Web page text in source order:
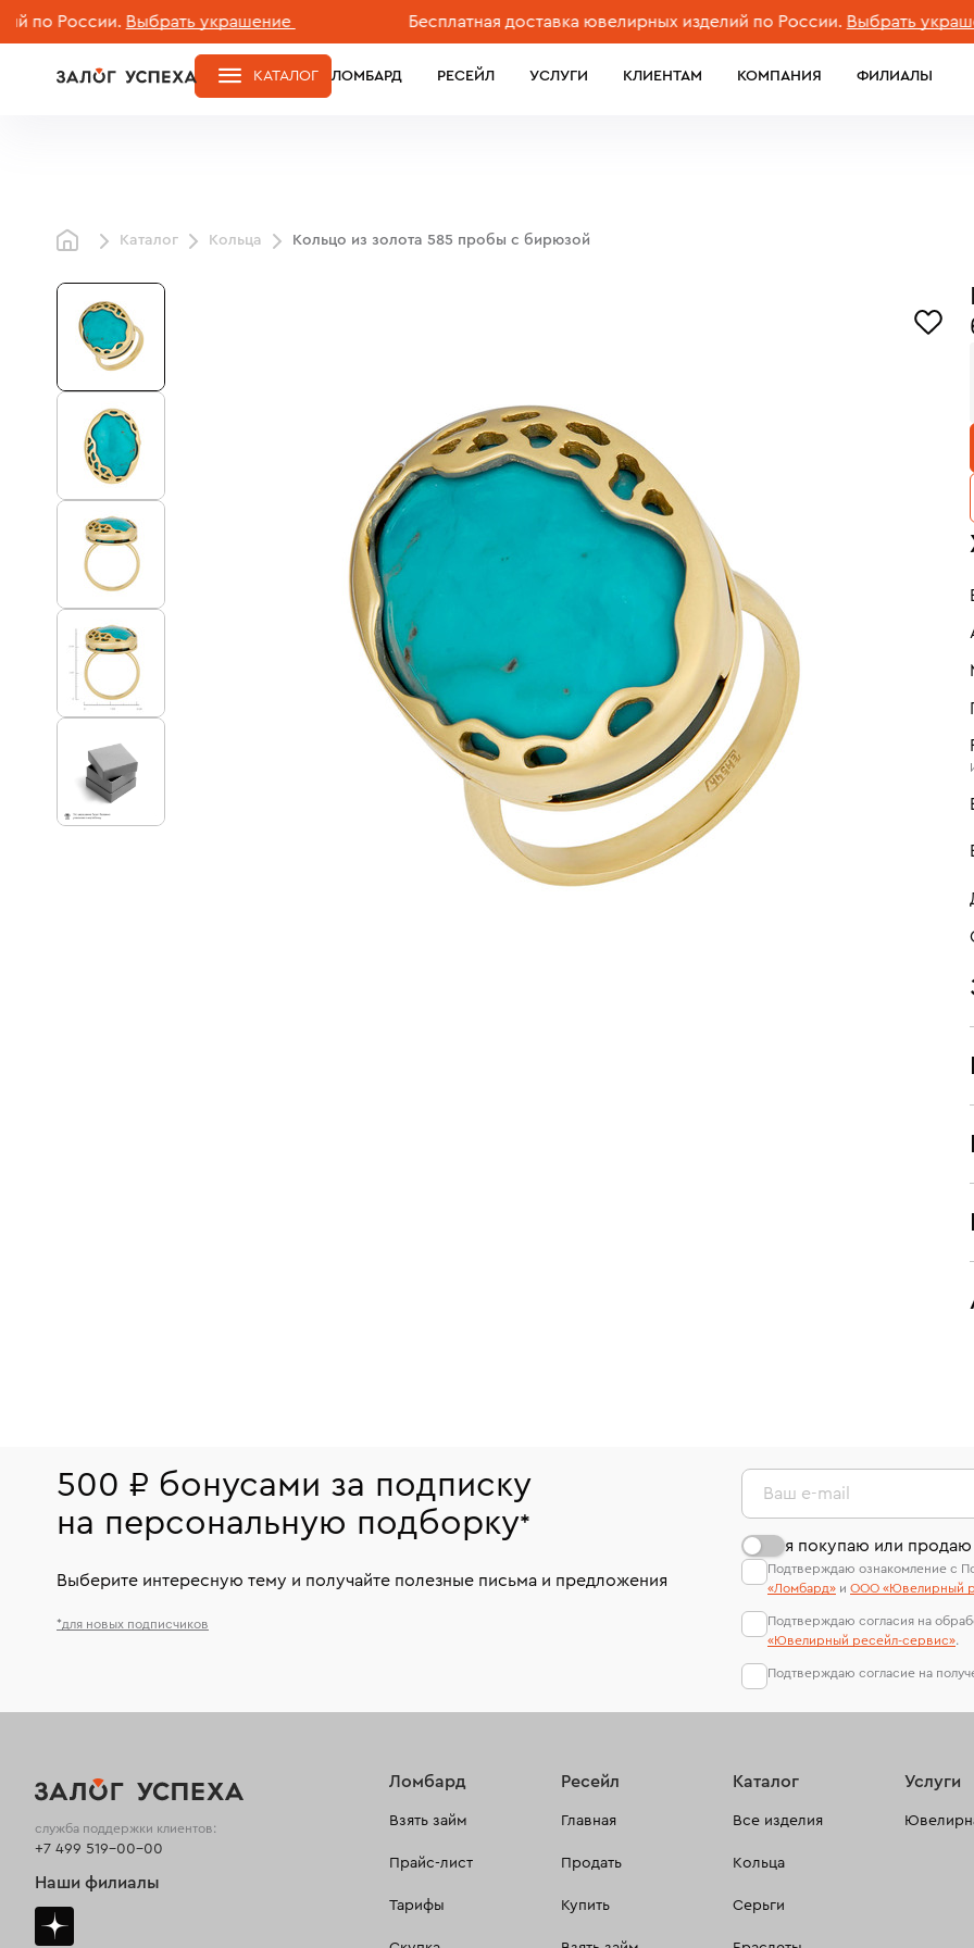
России. Выбрать украшение Бесплатная доставка ювелирных изделий по России. Выбрать украшение
ЛОМБАРД РЕСЕЙЛ УСЛУГИ КЛИЕНТАМ КОМПАНИЯ ФИЛИАЛЫ
КАТАЛОГ
Каталог Кольца Кольцо из золота 585 пробы с бирюзой
500 ₽ бонусами за подписку
на персональную подборку*
Выберите интересную тему и получайте полезные письма и предложения
*для новых подписчиков
Ваш e-mail
я покупаю или
Подтверждаю ознакомление с
«Ломбард» и ООО «Ювелирный
Подтверждаю согласия на
«Ювелирный ресейл-сервиc».
Подтверждаю согласие на
Ломбард
Взять займ
Прайс-лист
Тарифы
Ресейл
Главная
Продать
Купить
Каталог
Все изделия
Кольца
Серьги
Услуги
служба поддержки клиентов:
+7 499 519-00-00
Наши филиалы